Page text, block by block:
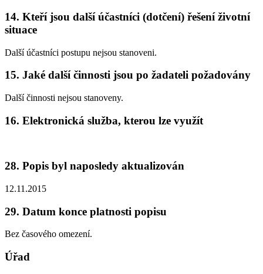
14. Kteří jsou další účastníci (dotčení) řešení životní
situace
Další účastníci postupu nejsou stanoveni.
15. Jaké další činnosti jsou po žadateli požadovány
Další činnosti nejsou stanoveny.
16. Elektronická služba, kterou lze využít
28. Popis byl naposledy aktualizován
12.11.2015
29. Datum konce platnosti popisu
Bez časového omezení.
Úřad